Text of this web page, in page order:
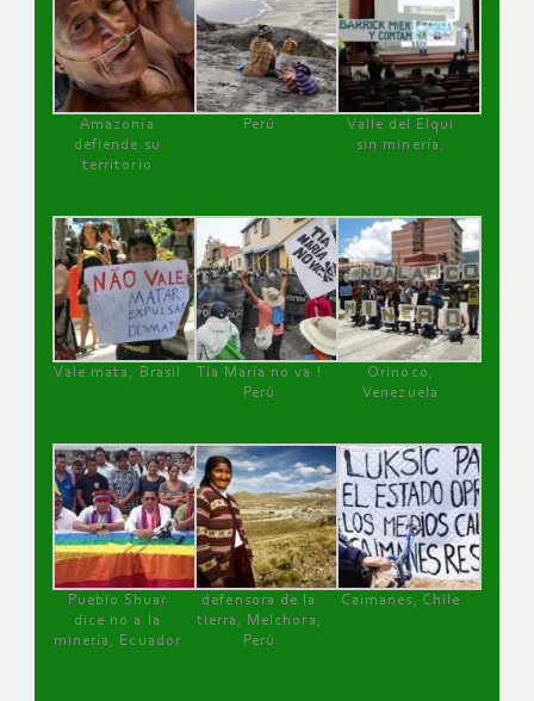
Amazonía
defiende su
territorio
Perú
Valle del Elqui
sin minería.
Vale mata, Brasil
Tía María no va !
Perú
Orinoco,
Venezuela
Pueblo Shuar
dice no a la
minería, Ecuador
defensora de la
tierra, Melchora,
Perú
Caimanes, Chile